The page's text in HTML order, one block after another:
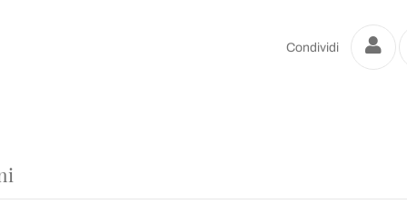
Condividi